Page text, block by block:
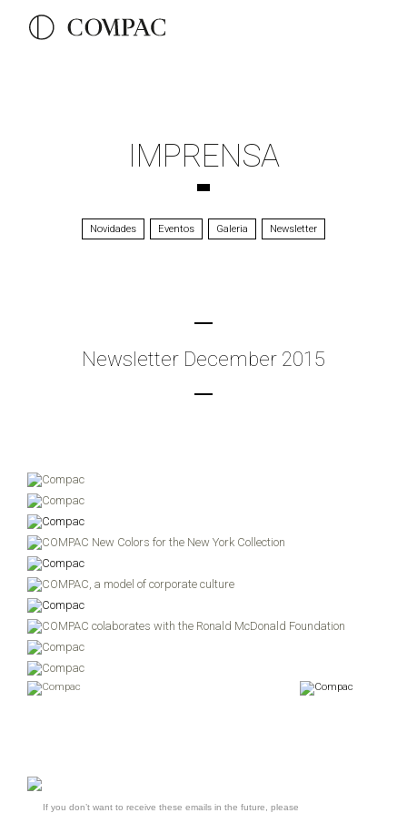
IMPRENSA
Novidades Eventos Galeria Newsletter
Newsletter December 2015
If you don’t want to receive these emails in the future, please